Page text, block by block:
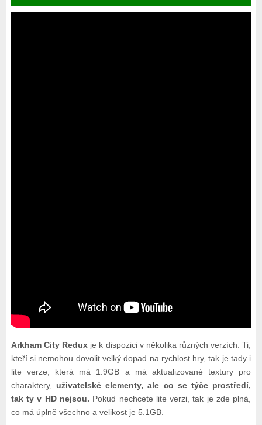
Arkham City Reduxje k dispozici v několika různých verzích. Ti,
kteří si nemohou dovolit velký dopad na rychlost hry, tak je tady i
lite verze, která má 1.9GB a má aktualizované textury pro
charaktery, uživatelské elementy, ale co se týče prostředí,
tak ty v HD nejsou. Pokud nechcete lite verzi, tak je zde plná,
co má úplně všechno a velikost je 5.1GB.